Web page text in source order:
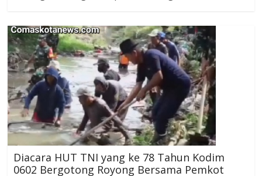
Diacara HUT TNI yang ke 78 Tahun Kodim
0602 Bergotong Royong Bersama Pemkot